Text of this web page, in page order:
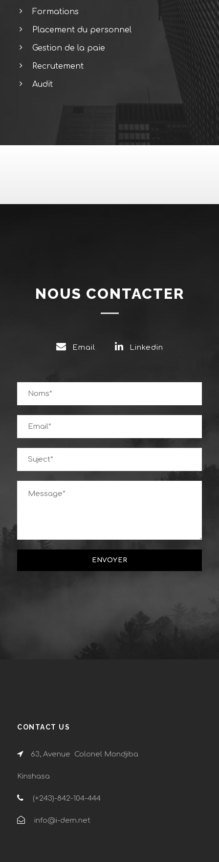
Formations
Placement du personnel
Gestion de la paie
Recrutement
Audit
NOUS CONTACTER
Email Linkedin
CONTACT US
63, Avenue Colonel Mondjiba
Kinshasa
(+243)-842-104-444
info@i-dem.net